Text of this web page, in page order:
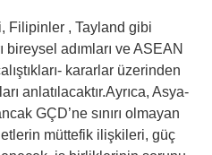
Filipinler , Tayland gibi
adımları ve ASEAN
kararlar üzerinden
anlatılacaktır.Ayrıca, Asya-
GÇD’ne sınırı olmayan
müttefik ilişkileri, güç